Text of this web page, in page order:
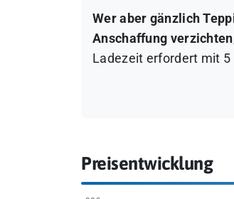
Wer aber gänzlich
Anschaffung verzichten
Ladezeit erfordert mit 5
Preisentwicklung